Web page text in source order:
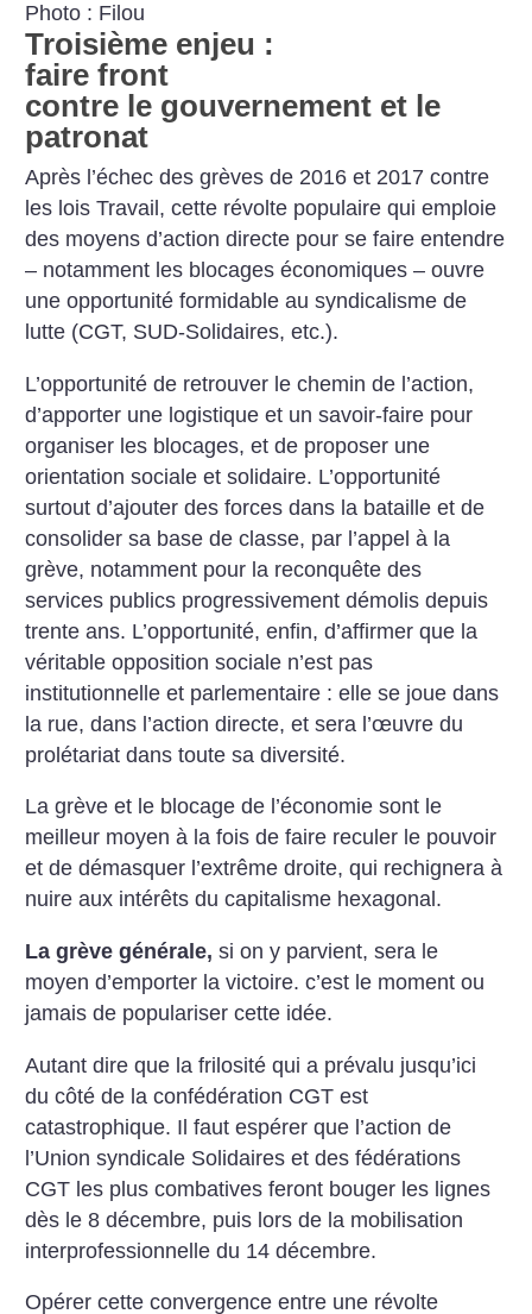
Photo : Filou
Troisième enjeu :
faire front
contre le gouvernement et le
patronat
Après l’échec des grèves de 2016 et 2017 contre
les lois Travail, cette révolte populaire qui emploie
des moyens d’action directe pour se faire entendre
– notamment les blocages économiques – ouvre
une opportunité formidable au syndicalisme de
lutte (CGT, SUD-Solidaires, etc.).
L’opportunité de retrouver le chemin de l’action,
d’apporter une logistique et un savoir-faire pour
organiser les blocages, et de proposer une
orientation sociale et solidaire. L’opportunité
surtout d’ajouter des forces dans la bataille et de
consolider sa base de classe, par l’appel à la
grève, notamment pour la reconquête des
services publics progressivement démolis depuis
trente ans. L’opportunité, enfin, d’affirmer que la
véritable opposition sociale n’est pas
institutionnelle et parlementaire : elle se joue dans
la rue, dans l’action directe, et sera l’œuvre du
prolétariat dans toute sa diversité.
La grève et le blocage de l’économie sont le
meilleur moyen à la fois de faire reculer le pouvoir
et de démasquer l’extrême droite, qui rechignera à
nuire aux intérêts du capitalisme hexagonal.
La grève générale, si on y parvient, sera le
moyen d’emporter la victoire. c’est le moment ou
jamais de populariser cette idée.
Autant dire que la frilosité qui a prévalu jusqu’ici
du côté de la confédération CGT est
catastrophique. Il faut espérer que l’action de
l’Union syndicale Solidaires et des fédérations
CGT les plus combatives feront bouger les lignes
dès le 8 décembre, puis lors de la mobilisation
interprofessionnelle du 14 décembre.
Opérer cette convergence entre une révolte